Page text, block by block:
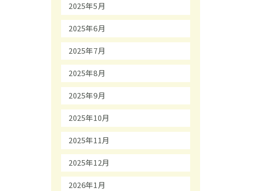
2025年5月
2025年6月
2025年7月
2025年8月
2025年9月
2025年10月
2025年11月
2025年12月
2026年1月